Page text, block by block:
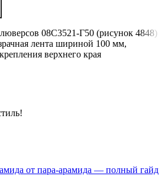
08С3521-Г50 (рисунок 4848)
лента шириной 100 мм,
верхнего края
от пара-арамида — полный гайд